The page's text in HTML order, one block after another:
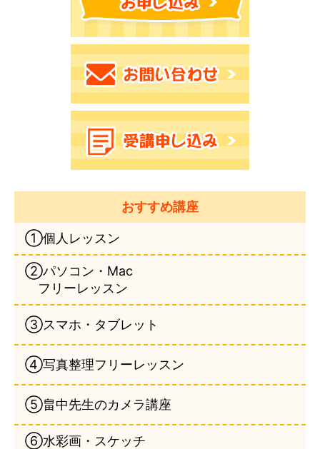
おすすめ講座
①個人レッスン
②パソコン・Mac
フリーレッスン
③スマホ・タブレット
④写真整理フリーレッスン
⑤畠中先生のカメラ講座
⑥水彩画・スケッチ